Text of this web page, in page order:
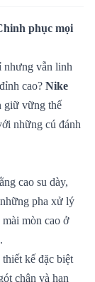
phục mọi
nhưng vẫn linh
cao? Nike
giữ vững thế
những cú đánh
cao su dày,
pha xử lý
mòn cao ở
kế đặc biệt
chân và hạn